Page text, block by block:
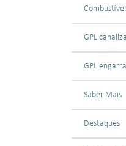
GPL
GPL
Saber Mais
Destaques